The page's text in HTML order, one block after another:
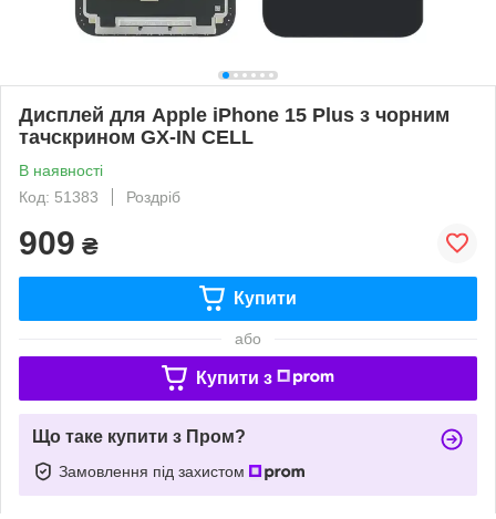
Дисплей для Apple iPhone 15 Plus з чорним
тачскрином GX-IN CELL
В наявності
Код: 51383
Роздріб
909 ₴
Купити
або
Купити з
Що таке купити з Пром?
Замовлення під захистом